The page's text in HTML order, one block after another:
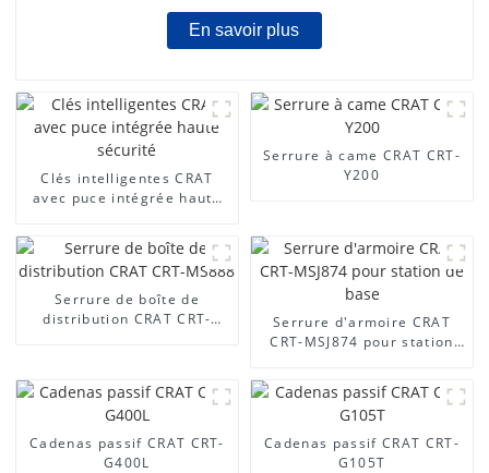
En savoir plus
Clés intelligentes CRAT
avec puce intégrée haute
Serrure à came CRAT CRT-
Y200
Serrure de boîte de
distribution CRAT CRT-
Serrure d'armoire CRAT
CRT-MSJ874 pour station
Cadenas passif CRAT CRT-
G400L
Cadenas passif CRAT CRT-
G105T